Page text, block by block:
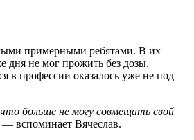
примерными ребятами. В их
дня не мог прожить без дозы.
в профессии оказалось уже не под
больше не могу совмещать свой
— вспоминает Вячеслав.